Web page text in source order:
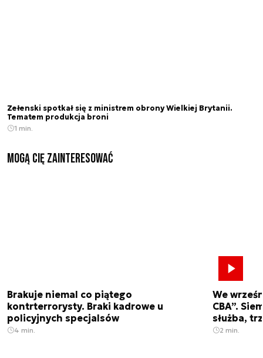
Zełenski spotkał się z ministrem obrony Wielkiej Brytanii.
Tematem produkcja broni
1 min.
Mogą Cię zainteresować
Brakuje niemal co piątego
kontrterrorysty. Braki kadrowe u
policyjnych specjalsów
4 min.
We
CBA”.
służba,
2 min.